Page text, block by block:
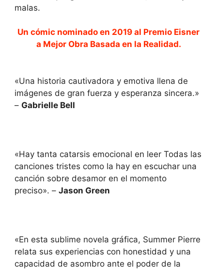
malas.
Un cómic nominado en 2019 al Premio Eisner
a Mejor Obra Basada en la Realidad.
«Una historia cautivadora y emotiva llena de
imágenes de gran fuerza y esperanza sincera.»
– Gabrielle Bell
«Hay tanta catarsis emocional en leer Todas las
canciones tristes como la hay en escuchar una
canción sobre desamor en el momento
preciso». – Jason Green
«En esta sublime novela gráfica, Summer Pierre
relata sus experiencias con honestidad y una
capacidad de asombro ante el poder de la